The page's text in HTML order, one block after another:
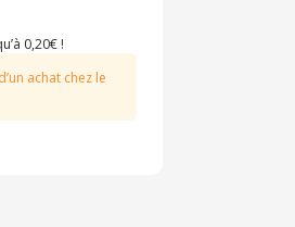
0,20€ !
achat chez le